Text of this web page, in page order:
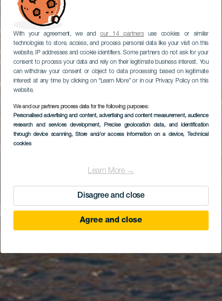
With your agreement, we andour 14 partnersuse cookies or similar
technologies to store, access, and process personal data like your visit on this
website, IP addresses and cookie identifiers. Some partners do not ask for your
consent to process your data and rely on their legitimate business interest. You
can withdraw your consent or object to data processing based on legitimate
interest at any time by clicking on “Learn More” or in our Privacy Policy on this
website.
We and our partners process data for the following purposes:
Personalised advertising and content, advertising and content measurement, audience
research and services development, Precise geolocation data, and identification
through device scanning, Store and/or access information on a device, Technical
cookies
Learn More →
Disagree and close
Agree and close
Arrieta